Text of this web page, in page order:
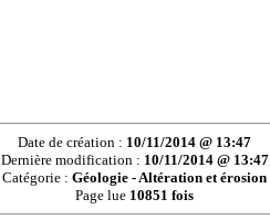
Date de création : 10/11/2014 @ 13:47
Dernière modification : 10/11/2014 @ 13:47
Catégorie :Géologie - Altération et érosion
Page lue 10851 fois